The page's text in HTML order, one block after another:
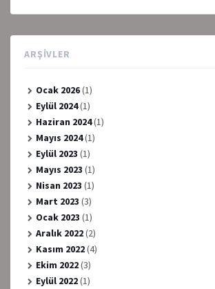
ARŞIVLER
Ocak 2026(1)
Eylül 2024(1)
Haziran 2024(1)
Mayıs 2024(1)
Eylül 2023 (1)
Mayıs 2023 (1)
Nisan 2023 (1)
Mart 2023 (3)
Ocak 2023 (1)
Aralık 2022(2)
Kasım 2022(4)
Ekim 2022(3)
Eylül 2022(1)